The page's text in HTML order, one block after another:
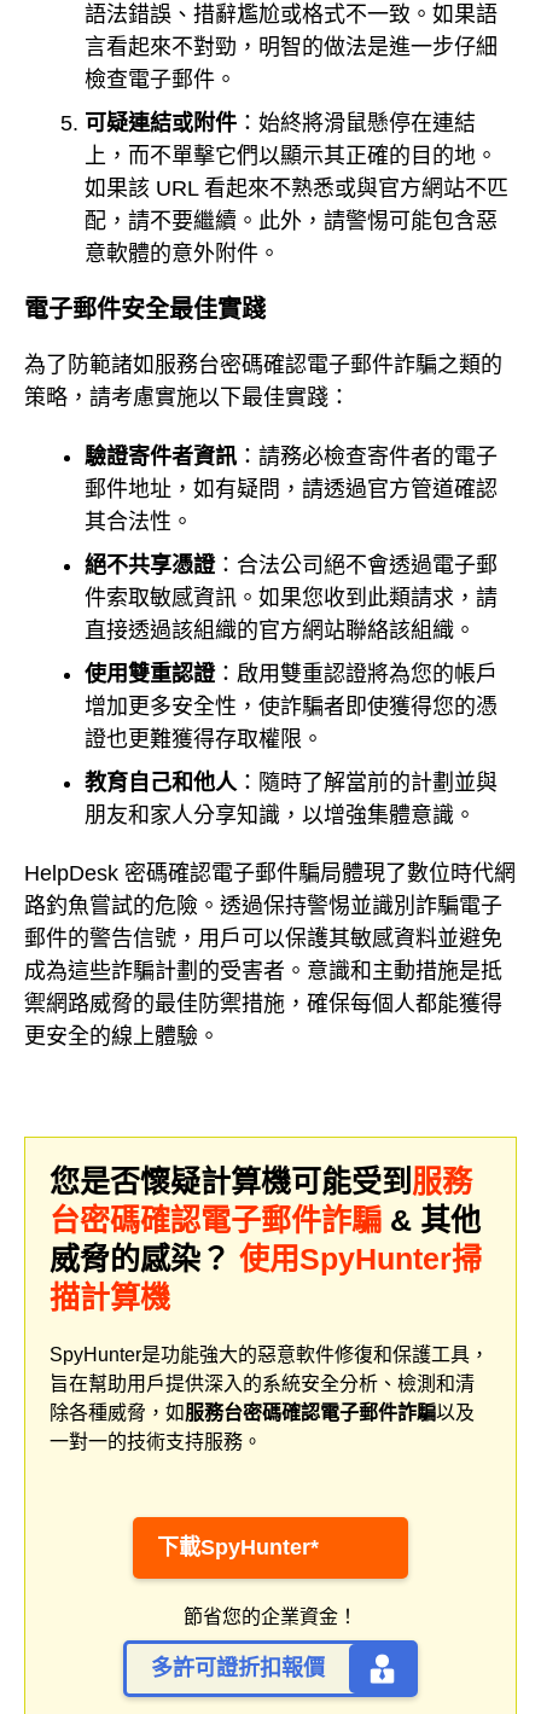
語法錯誤、措辭尷尬或格式不一致。如果語
言看起來不對勁，明智的做法是進一步仔細
檢查電子郵件。
可疑連結或附件 ：始終將滑鼠懸停在連結
上，而不單擊它們以顯示其正確的目的地。
如果該 URL 看起來不熟悉或與官方網站不匹
配，請不要繼續。此外，請警惕可能包含惡
意軟體的意外附件。
電子郵件安全最佳實踐
為了防範諸如服務台密碼確認電子郵件詐騙之類的
策略，請考慮實施以下最佳實踐：
驗證寄件者資訊：請務必檢查寄件者的電子
郵件地址，如有疑問，請透過官方管道確認
其合法性。
絕不共享憑證：合法公司絕不會透過電子郵
件索取敏感資訊。如果您收到此類請求，請
直接透過該組織的官方網站聯絡該組織。
使用雙重認證：啟用雙重認證將為您的帳戶
增加更多安全性，使詐騙者即使獲得您的憑
證也更難獲得存取權限。
教育自己和他人 ：隨時了解當前的計劃並與
朋友和家人分享知識，以增強集體意識。
HelpDesk 密碼確認電子郵件騙局體現了數位時代網
路釣魚嘗試的危險。透過保持警惕並識別詐騙電子
郵件的警告信號，用戶可以保護其敏感資料並避免
成為這些詐騙計劃的受害者。意識和主動措施是抵
禦網路威脅的最佳防禦措施，確保每個人都能獲得
更安全的線上體驗。
您是否懷疑計算機可能受到 服務
台密碼確認電子郵件詐騙 & 其他
威脅的感染？ 使用SpyHunter掃
描計算機
SpyHunter是功能強大的惡意軟件修復和保護工具，
旨在幫助用戶提供深入的系統安全分析、檢測和清
除各種威脅，如服務台密碼確認電子郵件詐騙以及
一對一的技術支持服務。
下載SpyHunter*
節省您的企業資金！
多許可證折扣報價